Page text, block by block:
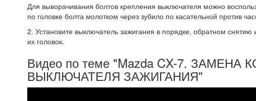
Для выворачивания болтов крепления вы­ключателя можно
по головке болта молотком через зубило по касательной про­тив
2. Установите выключатель зажигания в порядке, обратном
их головок.
Видео по теме "Mazda CX-7.
ВЫКЛЮЧАТЕЛЯ ЗАЖИГАНИЯ"